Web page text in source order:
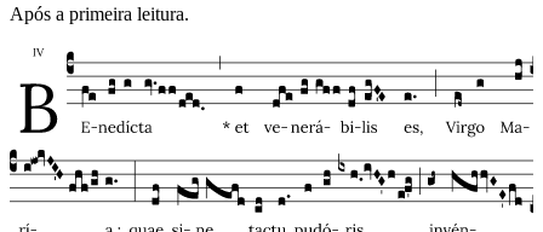
Após a primeira leitura.